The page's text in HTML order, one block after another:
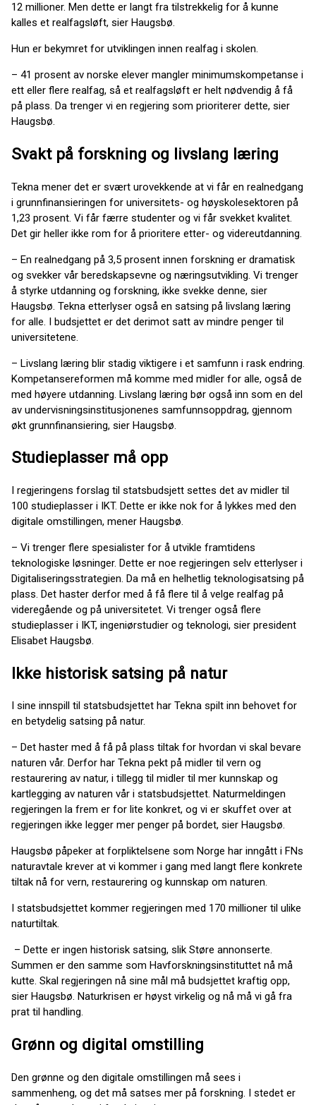
12 millioner. Men dette er langt fra tilstrekkelig for å kunne
kalles et realfagsløft, sier Haugsbø.
Hun er bekymret for utviklingen innen realfag i skolen.
– 41 prosent av norske elever mangler minimumskompetanse i
ett eller flere realfag, så et realfagsløft er helt nødvendig å få
på plass. Da trenger vi en regjering som prioriterer dette, sier
Haugsbø.
Svakt på forskning og livslang læring
Tekna mener det er svært urovekkende at vi får en realnedgang
i grunnfinansieringen for universitets- og høyskolesektoren på
1,23 prosent. Vi får færre studenter og vi får svekket kvalitet.
Det gir heller ikke rom for å prioritere etter- og videreutdanning.
– En realnedgang på 3,5 prosent innen forskning er dramatisk
og svekker vår beredskapsevne og næringsutvikling. Vi trenger
å styrke utdanning og forskning, ikke svekke denne, sier
Haugsbø. Tekna etterlyser også en satsing på livslang læring
for alle. I budsjettet er det derimot satt av mindre penger til
universitetene.
– Livslang læring blir stadig viktigere i et samfunn i rask endring.
Kompetansereformen må komme med midler for alle, også de
med høyere utdanning. Livslang læring bør også inn som en del
av undervisningsinstitusjonenes samfunnsoppdrag, gjennom
økt grunnfinansiering, sier Haugsbø.
Studieplasser må opp
I regjeringens forslag til statsbudsjett settes det av midler til
100 studieplasser i IKT. Dette er ikke nok for å lykkes med den
digitale omstillingen, mener Haugsbø.
– Vi trenger flere spesialister for å utvikle framtidens
teknologiske løsninger. Dette er noe regjeringen selv etterlyser i
Digitaliseringsstrategien. Da må en helhetlig teknologisatsing på
plass. Det haster derfor med å få flere til å velge realfag på
videregående og på universitetet. Vi trenger også flere
studieplasser i IKT, ingeniørstudier og teknologi, sier president
Elisabet Haugsbø.
Ikke historisk satsing på natur
I sine innspill til statsbudsjettet har Tekna spilt inn behovet for
en betydelig satsing på natur.
– Det haster med å få på plass tiltak for hvordan vi skal bevare
naturen vår. Derfor har Tekna pekt på midler til vern og
restaurering av natur, i tillegg til midler til mer kunnskap og
kartlegging av naturen vår i statsbudsjettet. Naturmeldingen
regjeringen la frem er for lite konkret, og vi er skuffet over at
regjeringen ikke legger mer penger på bordet, sier Haugsbø.
Haugsbø påpeker at forpliktelsene som Norge har inngått i FNs
naturavtale krever at vi kommer i gang med langt flere konkrete
tiltak nå for vern, restaurering og kunnskap om naturen.
I statsbudsjettet kommer regjeringen med 170 millioner til ulike
naturtiltak.
– Dette er ingen historisk satsing, slik Støre annonserte.
Summen er den samme som Havforskningsinstituttet nå må
kutte. Skal regjeringen nå sine mål må budsjettet kraftig opp,
sier Haugsbø. Naturkrisen er høyst virkelig og nå må vi gå fra
prat til handling.
Grønn og digital omstilling
Den grønne og den digitale omstillingen må sees i
sammenheng, og det må satses mer på forskning. I stedet er